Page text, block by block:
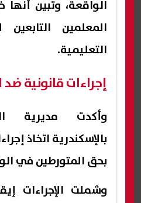
الواقعة، وتبين
المعلمين التابعين
التعليمية.
إجراءات قانونية
وأكدت مديرية
بالإسكندرية اتخاذ
بحق المتورطين في
وشملت الإجراءات